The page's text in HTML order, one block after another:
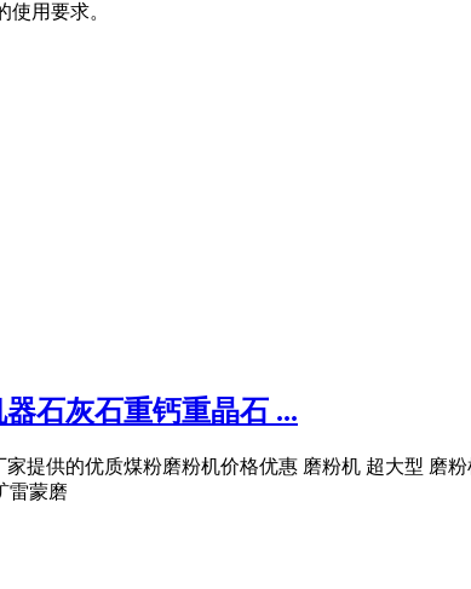
用要求。
石灰石重钙重晶石 ...
提供的优质煤粉磨粉机价格优惠 磨粉机 超大型 磨
雷蒙磨